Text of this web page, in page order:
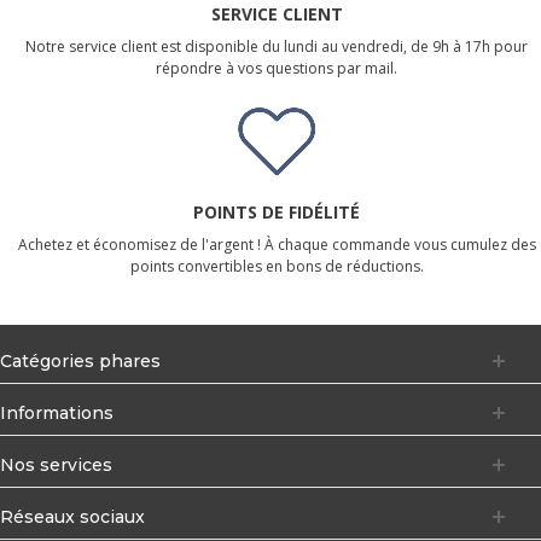
SERVICE CLIENT
Notre service client est disponible du lundi au vendredi, de 9h à 17h pour
répondre à vos questions par mail.
POINTS DE FIDÉLITÉ
Achetez et économisez de l'argent ! À chaque commande vous cumulez des
points convertibles en bons de réductions.
Catégories phares
Informations
Nos services
Réseaux sociaux